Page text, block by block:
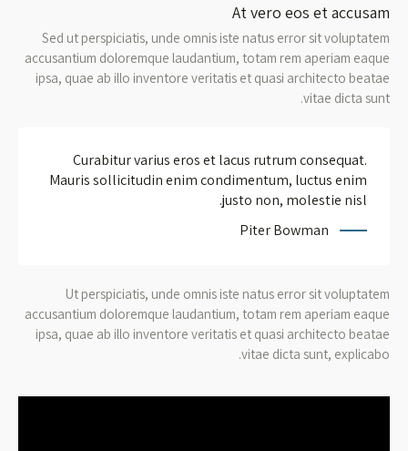
At vero eos et accusam
Sed ut perspiciatis, unde omnis iste natus error sit voluptatem
accusantium doloremque laudantium, totam rem aperiam eaque
ipsa, quae ab illo inventore veritatis et quasi architecto beatae
vitae dicta sunt.
Curabitur varius eros et lacus rutrum consequat.
Mauris sollicitudin enim condimentum, luctus enim
justo non, molestie nisl.
Piter Bowman
Ut perspiciatis, unde omnis iste natus error sit voluptatem
accusantium doloremque laudantium, totam rem aperiam eaque
ipsa, quae ab illo inventore veritatis et quasi architecto beatae
vitae dicta sunt, explicabo.